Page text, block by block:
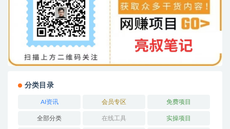
分类目录
AI资讯 会员专区 免费项目
全部分类 在线工具 实操项目